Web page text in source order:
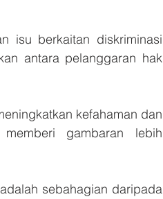
isu berkaitan diskriminasi
antara pelanggaran hak
kefahaman dan
gambaran lebih
sebahagian daripada